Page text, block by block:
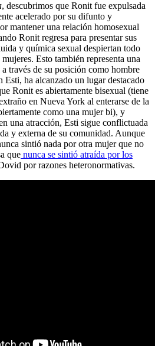
, descubrimos que Ronit fue expulsada
acelerado por su difunto y
mantener una relación homosexual
Ronit regresa para presentar sus
y química sexual despiertan todo
Esto también representa una
través de su posición como hombre
Esti, ha alcanzado un lugar destacado
Ronit es abiertamente bisexual (tiene
en Nueva York al enterarse de la
como una mujer bi), y
una atracción, Esti sigue conflictuada
y externa de su comunidad. Aunque
sintió nada por otra mujer que no
que nunca se sintió atraída por los
por razones heteronormativas.